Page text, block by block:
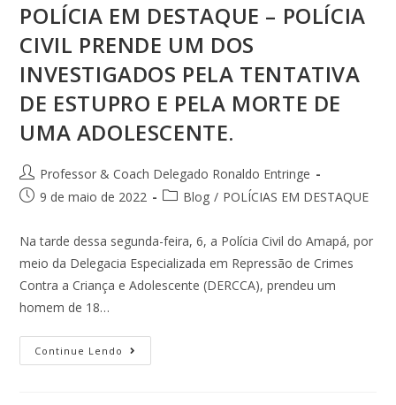
POLÍCIA EM DESTAQUE – POLÍCIA
CIVIL PRENDE UM DOS
INVESTIGADOS PELA TENTATIVA
DE ESTUPRO E PELA MORTE DE
UMA ADOLESCENTE.
Professor & Coach Delegado Ronaldo Entringe
9 de maio de 2022
Blog / POLÍCIAS EM DESTAQUE
Na tarde dessa segunda-feira, 6, a Polícia Civil do Amapá, por
meio da Delegacia Especializada em Repressão de Crimes
Contra a Criança e Adolescente (DERCCA), prendeu um
homem de 18…
Continue Lendo